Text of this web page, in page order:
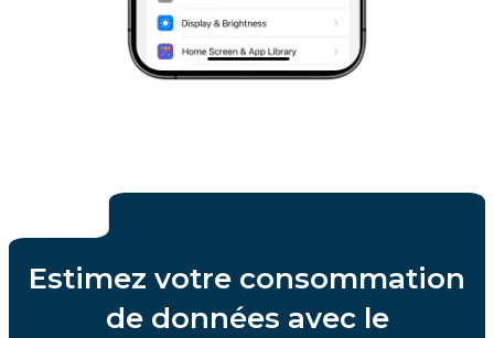
Estimez votre consommation
de données avec le